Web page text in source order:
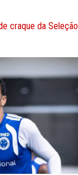
craque da Seleção